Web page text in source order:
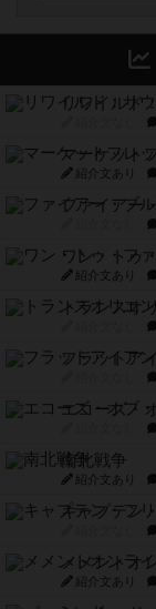
リワイルド
マーケット
紹介文あり
ファイアー
ワン・トゥ
紹介文あり
トランスオ
フラットア
エコーズ・
南北戦争
紹介文あり
キャプテン
メメントオ
紹介文あり